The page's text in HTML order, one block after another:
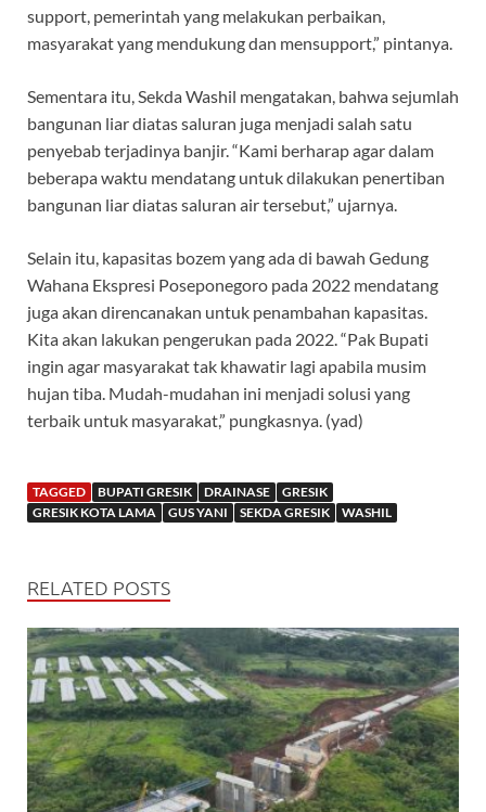
support, pemerintah yang melakukan perbaikan,
masyarakat yang mendukung dan mensupport,” pintanya.
Sementara itu, Sekda Washil mengatakan, bahwa sejumlah
bangunan liar diatas saluran juga menjadi salah satu
penyebab terjadinya banjir. “Kami berharap agar dalam
beberapa waktu mendatang untuk dilakukan penertiban
bangunan liar diatas saluran air tersebut,” ujarnya.
Selain itu, kapasitas bozem yang ada di bawah Gedung
Wahana Ekspresi Poseponegoro pada 2022 mendatang
juga akan direncanakan untuk penambahan kapasitas.
Kita akan lakukan pengerukan pada 2022. “Pak Bupati
ingin agar masyarakat tak khawatir lagi apabila musim
hujan tiba. Mudah-mudahan ini menjadi solusi yang
terbaik untuk masyarakat,” pungkasnya. (yad)
TAGGED BUPATI GRESIK DRAINASE
GRESIK
GRESIK KOTA LAMA
GUS YANI SEKDA GRESIK WASHIL
RELATED POSTS